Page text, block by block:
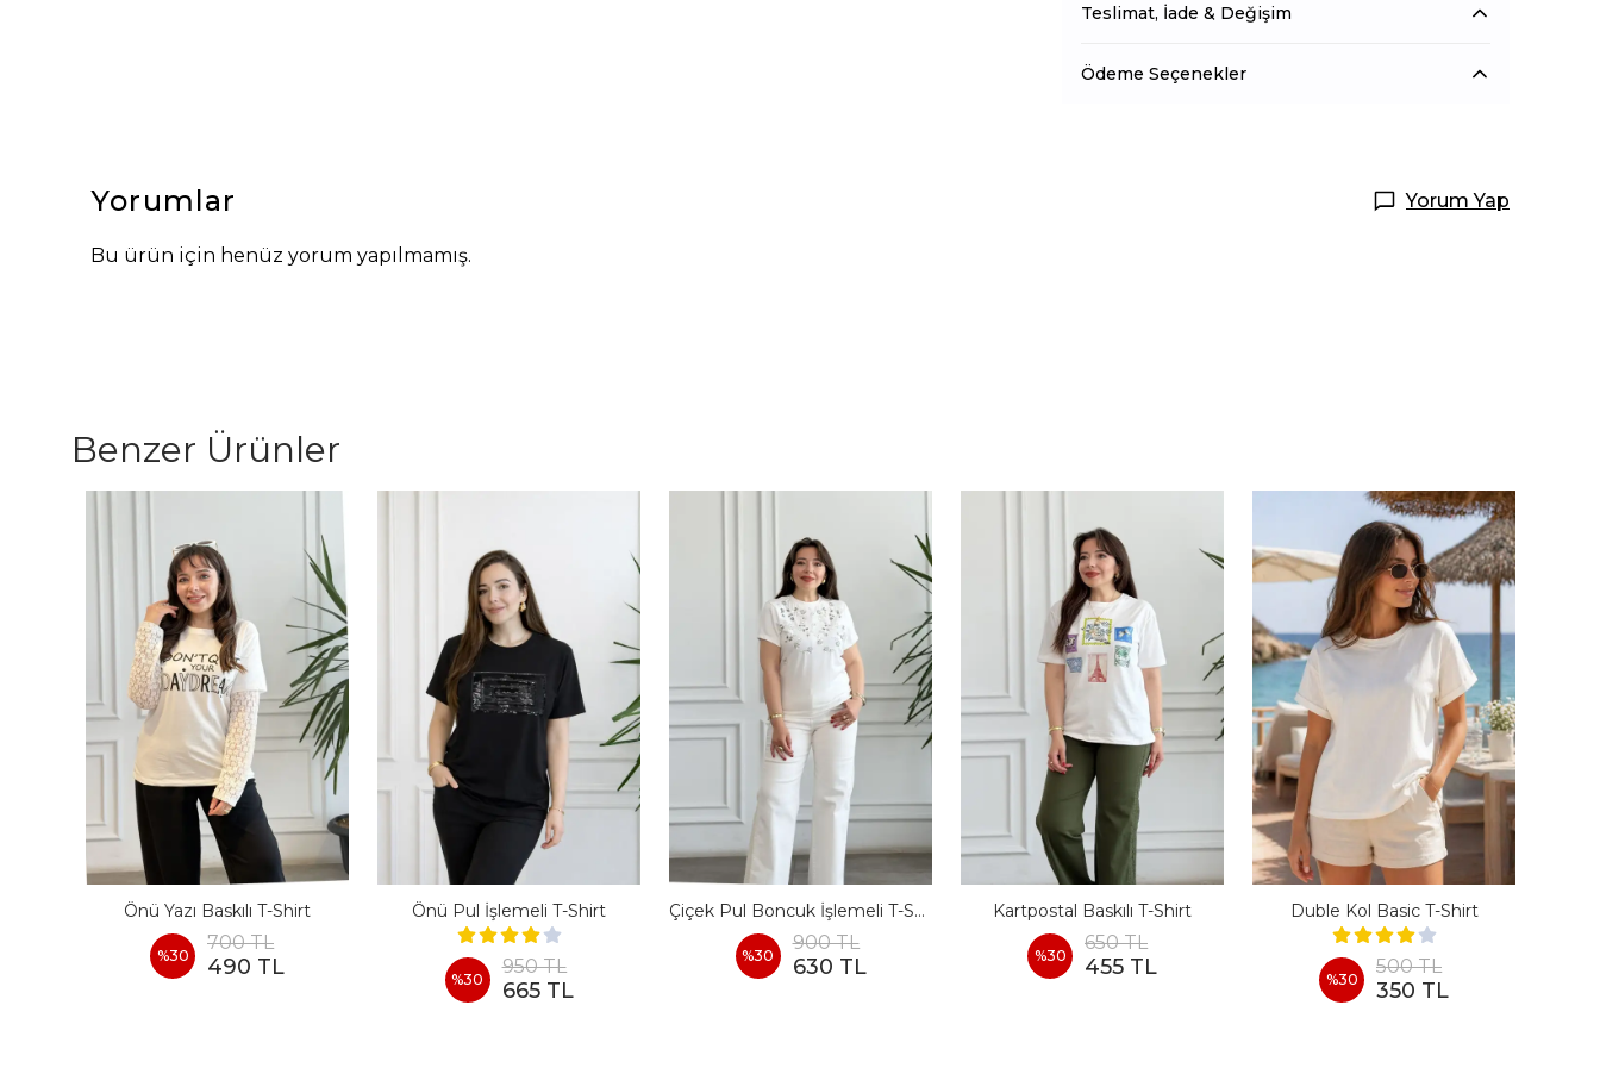
Teslimat, İade & Değişim
Ödeme Seçenekler
Yorumlar Yorum Yap
Bu ürün için henüz yorum yapılmamış.
Benzer Ürünler
Önü Yazı Baskılı T-Shirt
%30
700 TL
490 TL
Önü Pul İşlemeli T-Shirt
%30
950 TL
665 TL
Çiçek Pul Boncuk İşlemeli T-Shirt
%30
900 TL
630 TL
Kartpostal Baskılı T-Shirt
%30
650 TL
455 TL
Duble Kol Basic T-Shirt
%30
500 TL
350 TL